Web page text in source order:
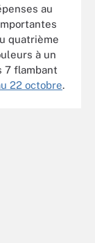
au
quatrième
à un
7 flambant
22 octobre.